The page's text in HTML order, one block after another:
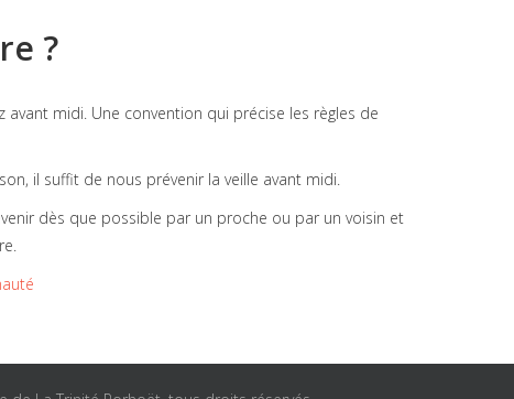
?
midi. Une convention qui précise les règles de
il suffit de nous prévenir la veille avant midi.
dès que possible par un proche ou par un voisin et